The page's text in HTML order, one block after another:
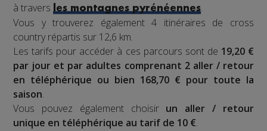
à travers les montagnes pyrénéennes.
Vous y trouverez également 4 itinéraires de cross
country répartis sur 12,6 km.
Les tarifs pour accéder à ces parcours sont de 19,20 €
par jour et par adultes comprenant 2 aller / retour
en téléphérique ou bien 168,70 € pour toute la
saison.
Vous pouvez également choisir un aller / retour
unique en téléphérique au tarif de 10 €.